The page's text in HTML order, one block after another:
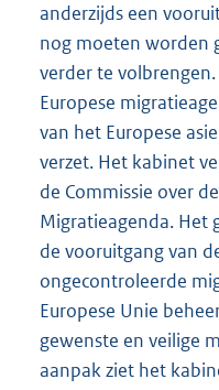
anderzijds een
nog moeten worden
verder te
Europese
van het Europese
verzet. Het kabinet
de Commissie over
Migratieagenda. Het
de vooruitgang van
ongecontroleerde
Europese Unie
gewenste en veilige
aanpak ziet het